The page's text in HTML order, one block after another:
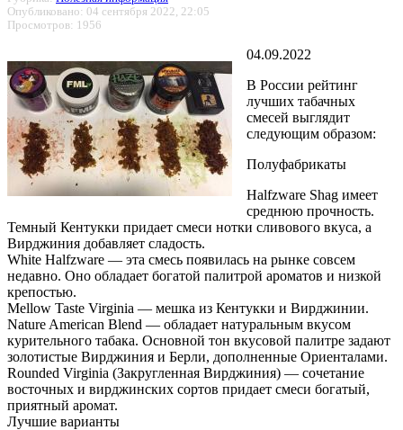
Опубликовано: 04 сентября 2022, 22:05
Просмотров: 1956
04.09.2022
В России рейтинг
лучших табачных
смесей выглядит
следующим образом:
Полуфабрикаты
Halfzware Shag имеет
среднюю прочность.
Темный Кентукки придает смеси нотки сливового вкуса, а
Вирджиния добавляет сладость.
White Halfzware — эта смесь появилась на рынке совсем
недавно. Оно обладает богатой палитрой ароматов и низкой
крепостью.
Mellow Taste Virginia — мешка из Кентукки и Вирджинии.
Nature American Blend — обладает натуральным вкусом
курительного табака. Основной тон вкусовой палитре задают
золотистые Вирджиния и Берли, дополненные Ориенталами.
Rounded Virginia (Закругленная Вирджиния) — сочетание
восточных и вирджинских сортов придает смеси богатый,
приятный аромат.
Лучшие варианты